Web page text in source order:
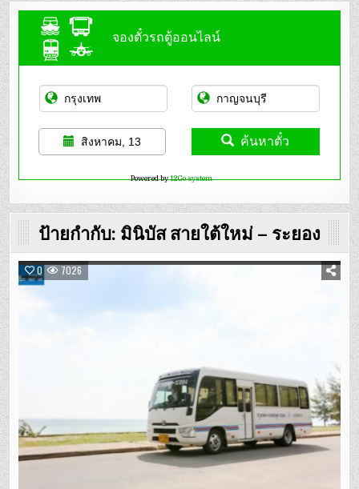
จองตั๋วรถตู้ออนไลน์
สิงหาคม, 13 ค้นหาตั๋ว
Powered by12Go system
ป้ายกำกับ: มินิบัส สายใต้ใหม่ – ระยอง
0 7026